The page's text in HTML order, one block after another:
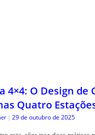
4×4: O Design de
Quatro
| 29 de outubro de 2025